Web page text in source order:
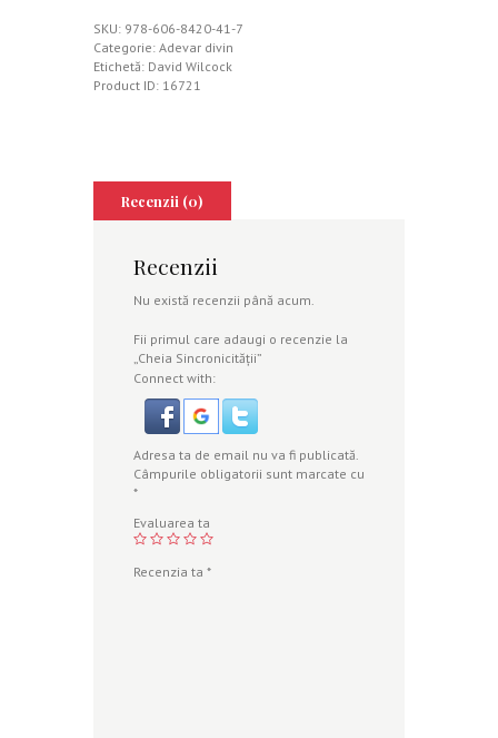
SKU: 978-606-8420-41-7
Categorie: Adevar divin
Etichetă: David Wilcock
Product ID: 16721
Recenzii (0)
Recenzii
Nu există recenzii până acum.
Fii primul care adaugi o recenzie la
„Cheia Sincronicităţii”
Connect with:
Adresa ta de email nu va fi publicată.
Câmpurile obligatorii sunt marcate cu
*
Evaluarea ta
Recenzia ta *